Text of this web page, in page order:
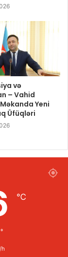
və
– Vahid
Yeni
Üfüqləri
℃
h